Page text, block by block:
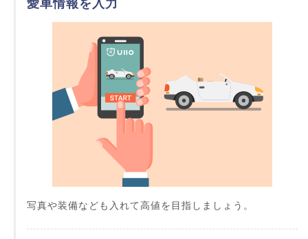
愛車情報を入力
写真や装備なども入れて高値を目指しましょう。